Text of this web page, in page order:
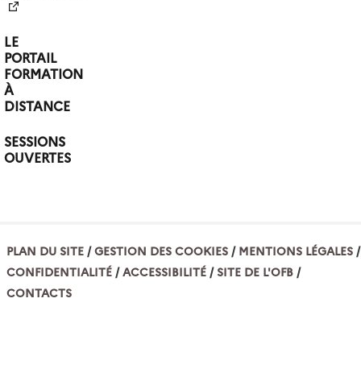
LE
PORTAIL
FORMATION
À
DISTANCE
SESSIONS
OUVERTES
PLAN DU SITE GESTION DES COOKIES
MENTIONS LÉGALES
CONFIDENTIALITÉ
ACCESSIBILITÉ
SITE DE L'OFB
CONTACTS